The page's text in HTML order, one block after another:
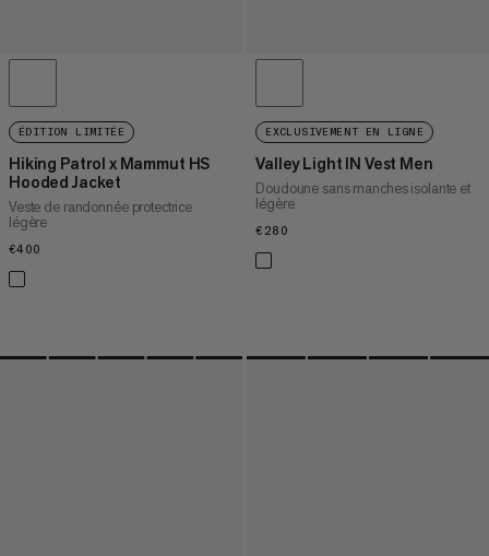
ÉDITION LIMITÉE
Hiking Patrol x Mammut HS
Hooded Jacket
Veste de randonnée protectrice
légère
€400
EXCLUSIVEMENT EN LIGNE
Valley Light IN Vest Men
Doudoune sans manches isolante et
légère
€280